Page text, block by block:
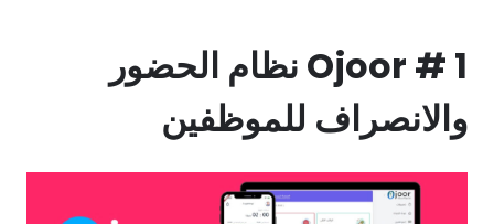
Ojoor # 1 نظام الحضور
والانصراف للموظفين